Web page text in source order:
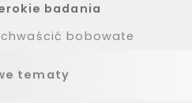
badania
bobowate
tematy